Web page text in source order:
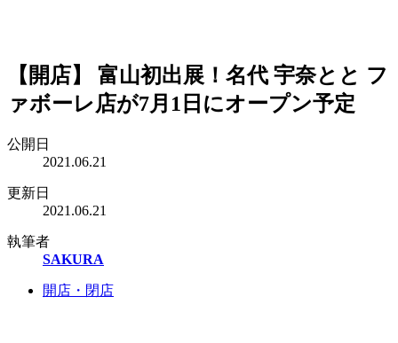
【開店】 富山初出展！名代 宇奈とと フ
ァボーレ店が7月1日にオープン予定
公開日
2021.06.21
更新日
2021.06.21
執筆者
SAKURA
開店・閉店